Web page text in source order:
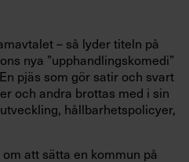
– så lyder titeln på
nya ”upphandlingskomedi”
pjäs som gör satir och svart
och andra brottas med i sin
hållbarhetspolicyer,
att sätta en kommun på